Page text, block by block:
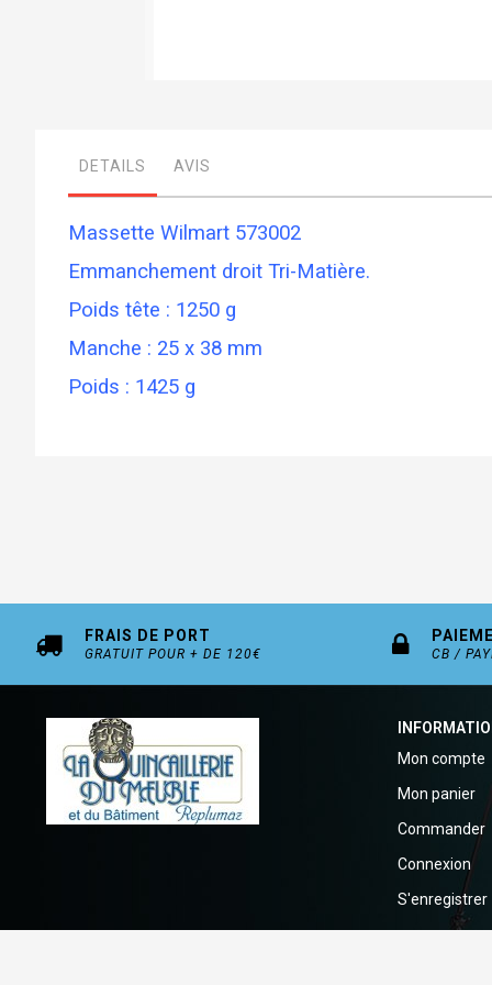
gallery
DETAILS
Massette Wilmart 573002
Emmanchement droit Tri-Matière.
Poids tête : 1250 g
Manche : 25 x 38 mm
Poids : 1425 g
AVIS
FRAIS DE PORT
GRATUIT POUR + DE 120€ CB /
Mon compte
Mon panier
Commander
Connexion
S'enregistrer